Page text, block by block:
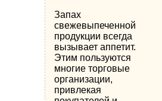
Запах
свежевыпеченной
продукции всегда
вызывает аппетит.
Этим пользуются
многие торговые
организации,
привлекая